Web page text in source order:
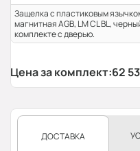
Защелка с пластиковым
магнитная AGB, LM CL BL,
комплекте с дверью.
Цена за комплект:62
ДОСТАВКА